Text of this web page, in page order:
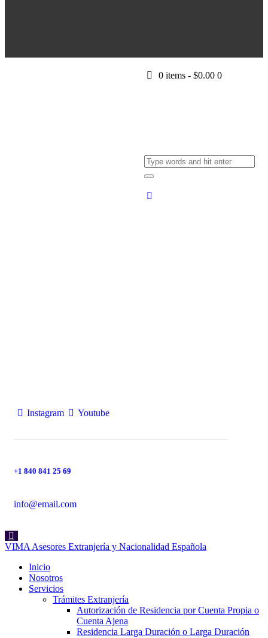
0 items -$0.00 0
Instagram Youtube
+1 840 841 25 69
info@email.com
VIMA Asesores Extranjería y Nacionalidad Española
Inicio
Nosotros
Servicios
Trámites Extranjería
Autorización de Residencia por Cuenta Propia o
Cuenta Ajena
Residencia Larga Duración o Larga Duración